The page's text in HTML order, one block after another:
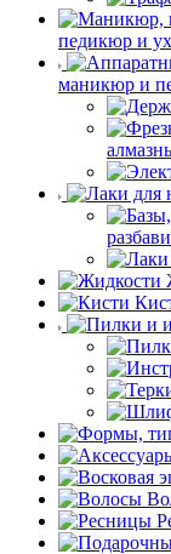
педикюр и
маникюр и